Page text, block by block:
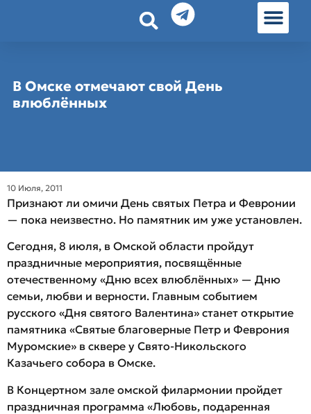
В Омске отмечают свой День
влюблённых
10 Июля, 2011
Признают ли омичи День святых Петра и Февронии
— пока неизвестно. Но памятник им уже установлен.
Сегодня, 8 июля, в Омской области пройдут
праздничные мероприятия, посвящённые
отечественному «Дню всех влюблённых» — Дню
семьи, любви и верности. Главным событием
русского «Дня святого Валентина» станет открытие
памятника «Святые благоверные Петр и Феврония
Муромские» в сквере у Свято-Никольского
Казачьего собора в Омске.
В Концертном зале омской филармонии пройдет
праздничная программа «Любовь, подаренная